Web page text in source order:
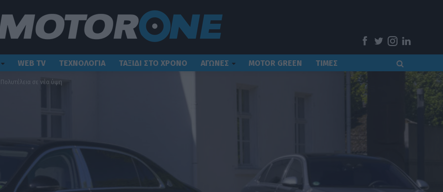
WEB TV ΤΕΧΝΟΛΟΓΙΑ ΤΑΞΙΔΙ ΣΤΟ ΧΡΟΝΟ ΑΓΩΝΕΣ MOTOR GREEN ΤΙΜΕΣ
σε νέα ύψη